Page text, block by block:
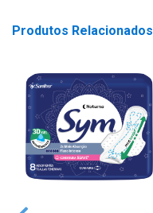
Produtos Relacionados